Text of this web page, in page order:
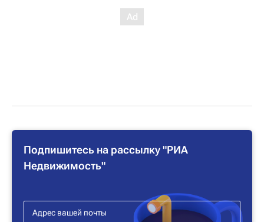
Подпишитесь на рассылку "РИА
Недвижимость"